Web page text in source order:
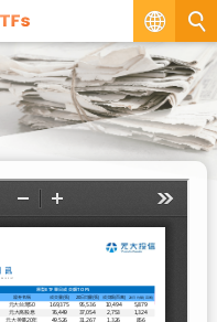
繁
EN